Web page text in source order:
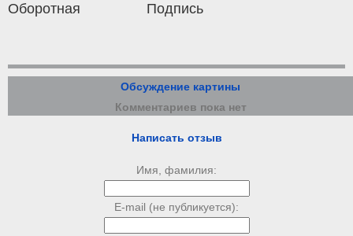
Оборотная Подпись
Обсуждение картины
Комментариев пока нет
Написать отзыв
Имя, фамилия:
E-mail (не публикуется):